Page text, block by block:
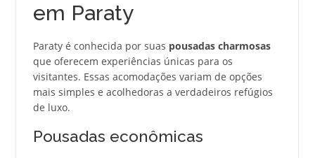
em Paraty
Paraty é conhecida por suas pousadas charmosas
que oferecem experiências únicas para os
visitantes. Essas acomodações variam de opções
mais simples e acolhedoras a verdadeiros refúgios
de luxo.
Pousadas econômicas